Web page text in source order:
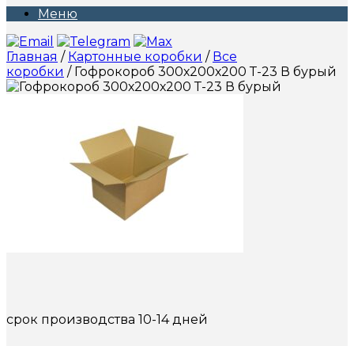
Меню
Главная / Картонные коробки / Все
коробки / Гофрокороб 300х200х200 Т-23 В бурый
срок производства 10-14 дней